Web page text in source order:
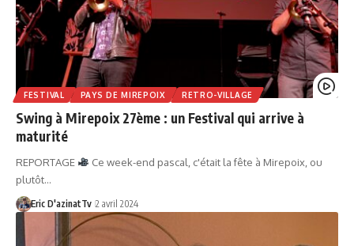
FESTIVAL PAYS DE MIREPOIX RETRO-VILLAGE
Swing à Mirepoix 27ème : un Festival qui arrive à
maturité
REPORTAGE
Ce week-end pascal, c'était la fête à Mirepoix, ou
plutôt…
Eric D'azinatTv 2 avril 2024